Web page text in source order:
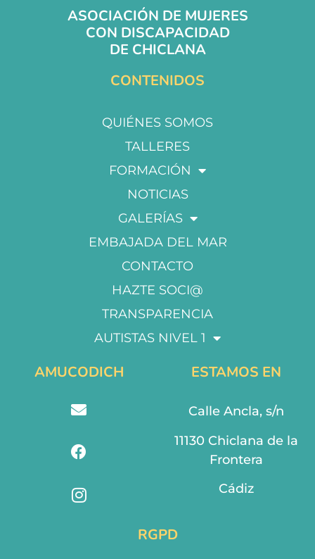
ASOCIACIÓN DE MUJERES
CON DISCAPACIDAD
DE CHICLANA
CONTENIDOS
QUIÉNES SOMOS
TALLERES
FORMACIÓN
NOTICIAS
GALERÍAS
EMBAJADA DEL MAR
CONTACTO
HAZTE SOCI@
TRANSPARENCIA
AUTISTAS NIVEL 1
AMUCODICH ESTAMOS EN
Calle Ancla, s/n
11130 Chiclana de la
Frontera
Cádiz
RGPD